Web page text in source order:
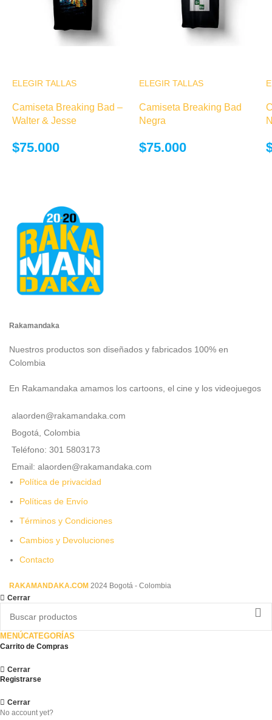
ELEGIR TALLAS
variantes. Las
Camiseta Breaking Bad –
Walter & Jesse
$75.000
ELEGIR TALLAS
variantes. Las
Camiseta Breaking Bad
Negra
$75.000
Rakamandaka
Nuestros productos son diseñados y fabricados 100% en
Colombia
En Rakamandaka amamos los cartoons, el cine y los videojuegos
alaorden@rakamandaka.com
Bogotá, Colombia
Teléfono: 301 5803173
Email: alaorden@rakamandaka.com
Política de privacidad
Políticas de Envío
Términos y Condiciones
Cambios y Devoluciones
Contacto
RAKAMANDAKA.COM 2024 Bogotá - Colombia
Cerrar
MENÚCATEGORÍAS
Carrito de Compras
Cerrar
Registrarse
Cerrar
No account yet?